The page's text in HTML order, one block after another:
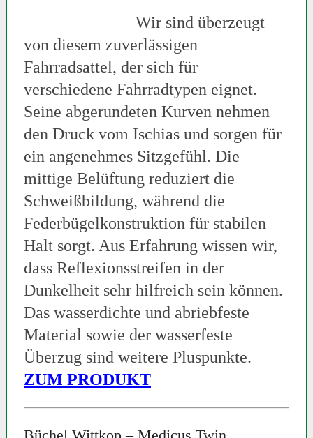
Wir sind überzeugt
von diesem zuverlässigen
Fahrradsattel, der sich für
verschiedene Fahrradtypen eignet.
Seine abgerundeten Kurven nehmen
den Druck vom Ischias und sorgen für
ein angenehmes Sitzgefühl. Die
mittige Belüftung reduziert die
Schweißbildung, während die
Federbügelkonstruktion für stabilen
Halt sorgt. Aus Erfahrung wissen wir,
dass Reflexionsstreifen in der
Dunkelheit sehr hilfreich sein können.
Das wasserdichte und abriebfeste
Material sowie der wasserfeste
Überzug sind weitere Pluspunkte.
ZUM PRODUKT